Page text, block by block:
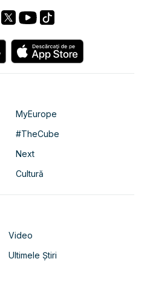
MyEurope
#TheCube
Next
Cultură
Video
Ultimele Știri